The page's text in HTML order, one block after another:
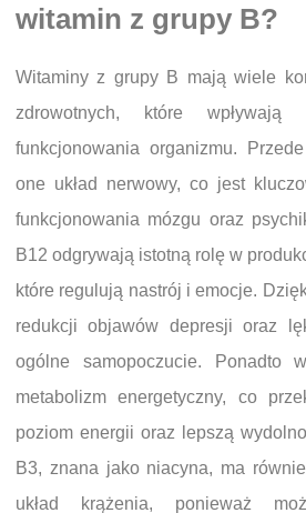
witamin z grupy B?
Witaminy z grupy B mają wiele
zdrowotnych, które
funkcjonowania organizmu.
one układ nerwowy, co jest
funkcjonowania mózgu oraz
B12 odgrywają istotną rolę w
które regulują nastrój i emocje.
redukcji objawów depresji oraz
ogólne samopoczucie. Ponadto
metabolizm energetyczny, co
poziom energii oraz lepszą
B3, znana jako niacyna, ma
układ krążenia, ponieważ